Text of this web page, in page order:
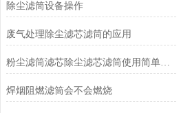
除尘滤筒设备操作
废气处理除尘滤芯滤筒的应用
粉尘滤筒滤芯除尘滤芯滤筒使用简单方便
焊烟阻燃滤筒会不会燃烧